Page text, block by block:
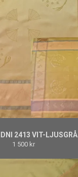
2413 VIT-LJUSGRÅ
1 500 kr